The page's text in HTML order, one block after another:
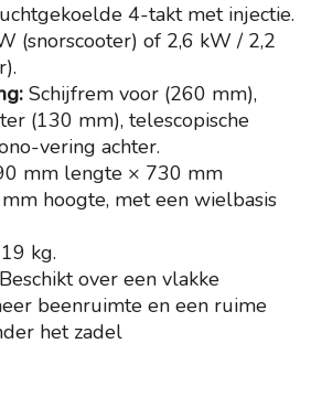
4-takt met injectie.
(snorscooter) of 2,6 kW / 2,2
Schijfrem voor (260 mm),
(130 mm), telescopische
vering achter.
mm lengte × 730 mm
hoogte, met een wielbasis
kg.
Beschikt over een vlakke
beenruimte en een ruime
het zadel